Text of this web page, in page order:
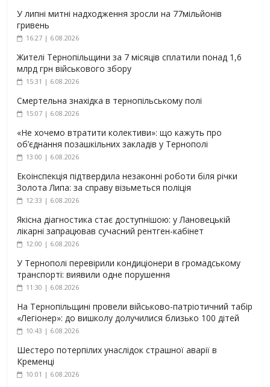
У липні митні надходження зросли на 77мільйонів
гривень
16:27 | 6.08.2026
Жителі Тернопільщини за 7 місяців сплатили понад 1,6
млрд грн військового збору
15:31 | 6.08.2026
Смертельна знахідка в тернопільському полі
15:07 | 6.08.2026
«Не хочемо втратити колективи»: що кажуть про
об’єднання позашкільних закладів у Тернополі
13:00 | 6.08.2026
Екоінспекція підтвердила незаконні роботи біля річки
Золота Липа: за справу візьметься поліція
12:33 | 6.08.2026
Якісна діагностика стає доступнішою: у Лановецькій
лікарні запрацював сучасний рентген-кабінет
12:00 | 6.08.2026
У Тернополі перевірили кондиціонери в громадському
транспорті: виявили одне порушення
11:30 | 6.08.2026
На Тернопільщині провели військово-патріотичний табір
«Легіонер»: до вишколу долучилися близько 100 дітей
10:43 | 6.08.2026
Шестеро потерпілих унаслідок страшної аварії в
Кременці
10:01 | 6.08.2026